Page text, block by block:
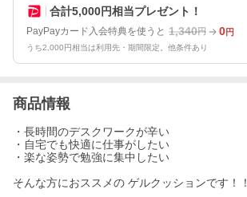
合計5,000円相当プレゼント！
PayPayカード入会特典を使うと 1,340円 0円
うち2,000円相当は利用先・期間限定。他条件あり
商品情報
・長時間のデスクワークが辛い
・自宅でも快適に仕事がしたい
・楽な姿勢で勉強に集中したい
そんな方におススメの ゲルクッションです！！